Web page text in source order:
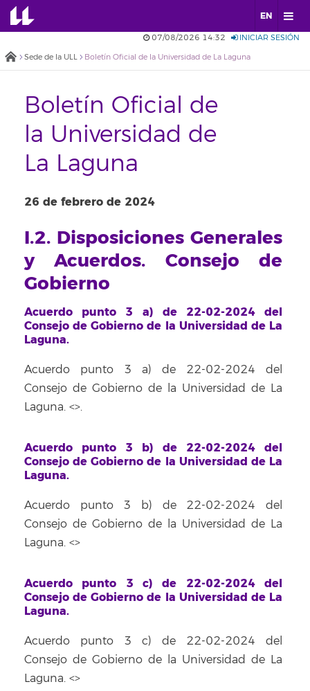
EN
07/08/2026 14:32 INICIAR SESIÓN
Sede de la ULL Boletín Oficial de la Universidad de La Laguna
Boletín Oficial de
la Universidad de
La Laguna
26 de febrero de 2024
I.2. Disposiciones Generales
y Acuerdos. Consejo de
Gobierno
Acuerdo punto 3 a) de 22-02-2024 del
Consejo de Gobierno de la Universidad de La
Laguna.
Acuerdo punto 3 a) de 22-02-2024 del
Consejo de Gobierno de la Universidad de La
Laguna. <>.
Acuerdo punto 3 b) de 22-02-2024 del
Consejo de Gobierno de la Universidad de La
Laguna.
Acuerdo punto 3 b) de 22-02-2024 del
Consejo de Gobierno de la Universidad de La
Laguna. <>
Acuerdo punto 3 c) de 22-02-2024 del
Consejo de Gobierno de la Universidad de La
Laguna.
Acuerdo punto 3 c) de 22-02-2024 del
Consejo de Gobierno de la Universidad de La
Laguna. <>